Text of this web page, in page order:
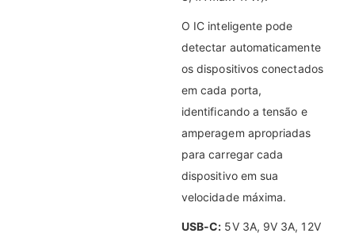
O IC inteligente pode
detectar automaticamente
os dispositivos conectados
em cada porta,
identificando a tensão e
amperagem apropriadas
para carregar cada
dispositivo em sua
velocidade máxima.
USB-C: 5V 3A, 9V 3A, 12V